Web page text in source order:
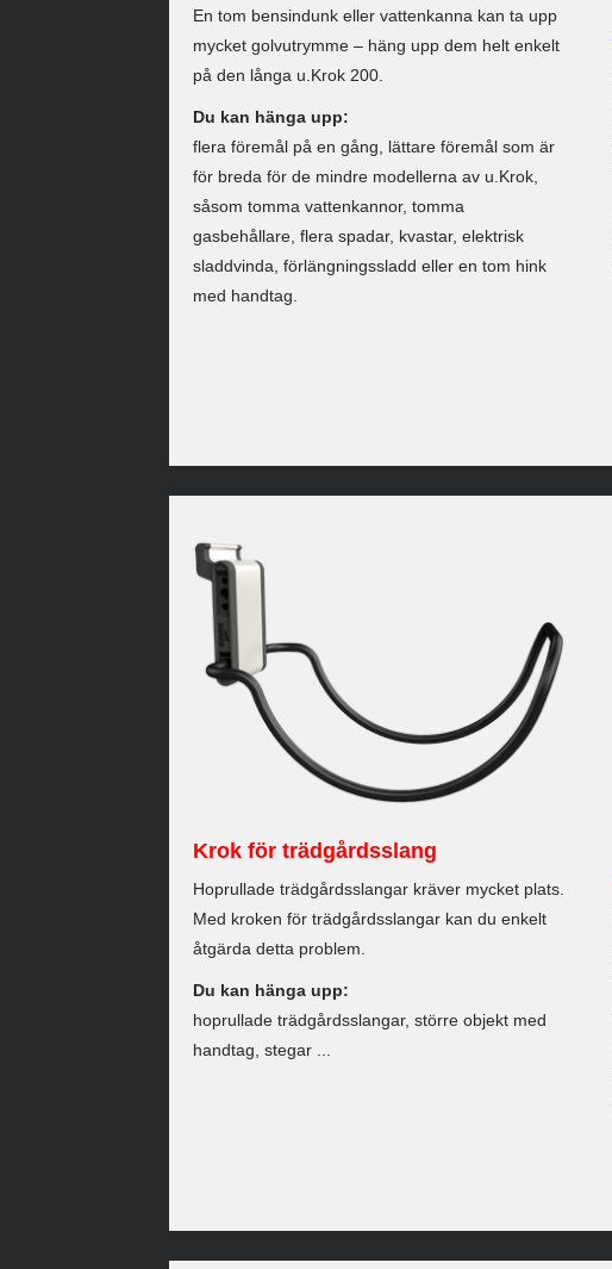
En tom bensindunk eller vattenkanna kan ta upp
mycket golvutrymme – häng upp dem helt enkelt
på den långa u.Krok 200.
Du kan hänga upp:
flera föremål på en gång, lättare föremål som är
för breda för de mindre modellerna av u.Krok,
såsom tomma vattenkannor, tomma
gasbehållare, flera spadar, kvastar, elektrisk
sladdvinda, förlängningssladd eller en tom hink
med handtag.
Krok för trädgårdsslang
Hoprullade trädgårdsslangar kräver mycket plats.
Med kroken för trädgårdsslangar kan du enkelt
åtgärda detta problem.
Du kan hänga upp:
hoprullade trädgårdsslangar, större objekt med
handtag, stegar ...